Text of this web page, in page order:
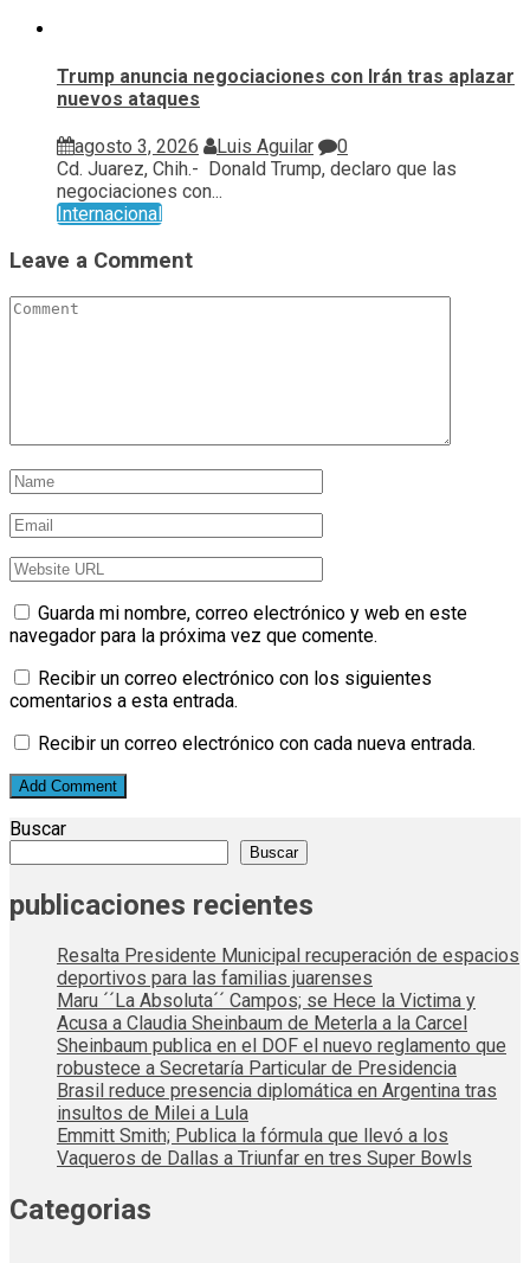
Trump anuncia negociaciones con Irán tras aplazar
nuevos ataques
agosto 3, 2026 Luis Aguilar
0
Cd. Juarez, Chih.- Donald Trump, declaro que las
negociaciones con...
Internacional
Leave a Comment
Guarda mi nombre, correo electrónico y web en este
navegador para la próxima vez que comente.
Recibir un correo electrónico con los siguientes
comentarios a esta entrada.
Recibir un correo electrónico con cada nueva entrada.
Buscar
Buscar
publicaciones recientes
Resalta Presidente Municipal recuperación de espacios
deportivos para las familias juarenses
Maru ´´La Absoluta´´ Campos; se Hece la Victima y
Acusa a Claudia Sheinbaum de Meterla a la Carcel
Sheinbaum publica en el DOF el nuevo reglamento que
robustece a Secretaría Particular de Presidencia
Brasil reduce presencia diplomática en Argentina tras
insultos de Milei a Lula
Emmitt Smith; Publica la fórmula que llevó a los
Vaqueros de Dallas a Triunfar en tres Super Bowls
Categorias